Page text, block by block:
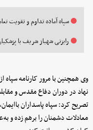
سپاه آماده تداوم و تقویت
رایزنی شهباز شریف با
وی همچنین با مرور کارنامه سپاه
نهاد در دوران دفاع مقدس و
تصریح کرد: سپاه پاسداران
معادلات دشمنان را برهم زده و